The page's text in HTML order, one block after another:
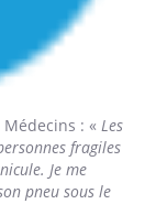
: « Les
fragiles
Je me
pneu sous le